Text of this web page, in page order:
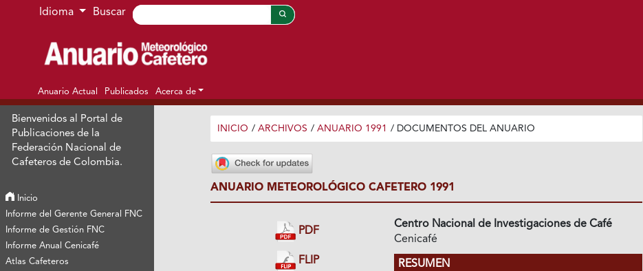
Ir al menú de navegación principal
Ir al contenido principal
Ir al pie de página del sitio
Idioma Buscar
Anuario Actual Publicados Acerca de
Bienvenidos al Portal de
Publicaciones de la
Federación Nacional de
Cafeteros de Colombia.
Inicio
Informe del Gerente General FNC
Informe de Gestión FNC
Informe Anual Cenicafé
Atlas Cafeteros
INICIO / ARCHIVOS / ANUARIO 1991 / DOCUMENTOS DEL ANUARIO
ANUARIO METEOROLÓGICO CAFETERO 1991
PDF
FLIP
Centro Nacional de Investigaciones de Café
Cenicafé
RESUMEN